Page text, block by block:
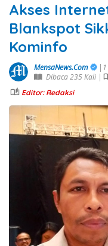
Akses
Blankspot
Kominfo
MensaNews.Com
|1
Dibaca 235 Kali |
Editor: Redaksi